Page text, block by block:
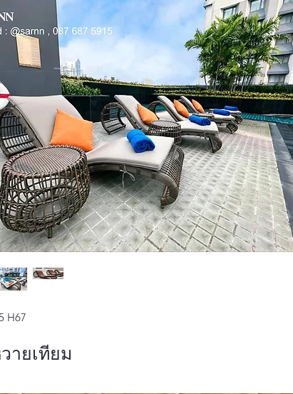
H67
ายเทียม